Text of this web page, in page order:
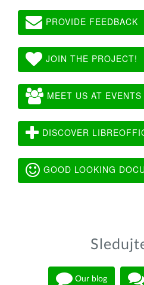
PROVIDE FEEDBACK
JOIN THE PROJECT!
MEET US AT EVENTS
DISCOVER
GOOD LOOKING
Our blog